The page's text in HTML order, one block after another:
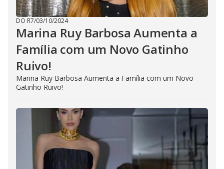
DO R7/03/10/2024
Marina Ruy Barbosa Aumenta a
Família com um Novo Gatinho
Ruivo!
Marina Ruy Barbosa Aumenta a Família com um Novo
Gatinho Ruivo!